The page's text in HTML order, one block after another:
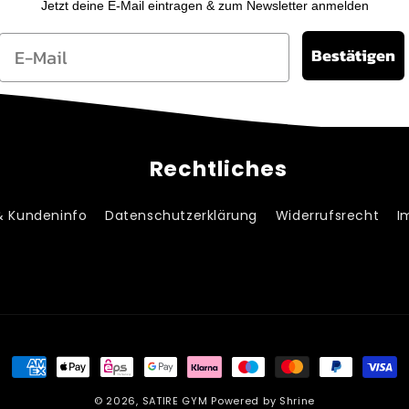
Jetzt deine E-Mail eintragen & zum Newsletter anmelden
Bestätigen
Rechtliches
Kundeninfo Datenschutzerklärung Widerrufsrecht
Zahlungsmethoden
© 2026, SATIRE GYM Powered by Shrine